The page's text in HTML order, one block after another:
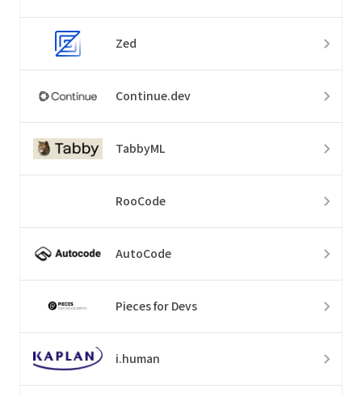
Zed
Continue.dev
TabbyML
RooCode
AutoCode
Pieces for Devs
i.human